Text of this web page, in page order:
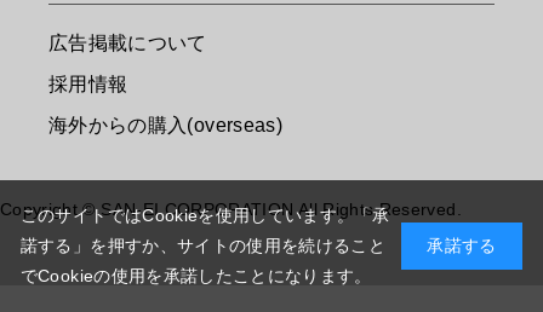
広告掲載について
採用情報
海外からの購入(overseas)
Copyright © SAN-EI CORPORATION All Rights Reserved.
このサイトではCookieを使用しています。「承
諾する」を押すか、サイトの使用を続けること
でCookieの使用を承諾したことになります。
承諾する